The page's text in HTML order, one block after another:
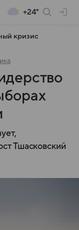
+24°
кризис
Тшасковский